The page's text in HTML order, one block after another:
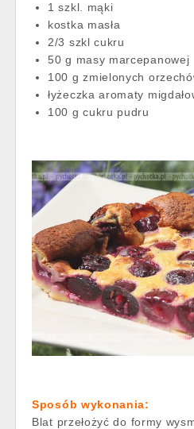
1 szkl. mąki
kostka masła
2/3 szkl cukru
50 g masy marcepanowej
100 g zmielonych
łyżeczka aromaty
100 g cukru pudru
Sposób wykonania:
Blat przełożyć do formy